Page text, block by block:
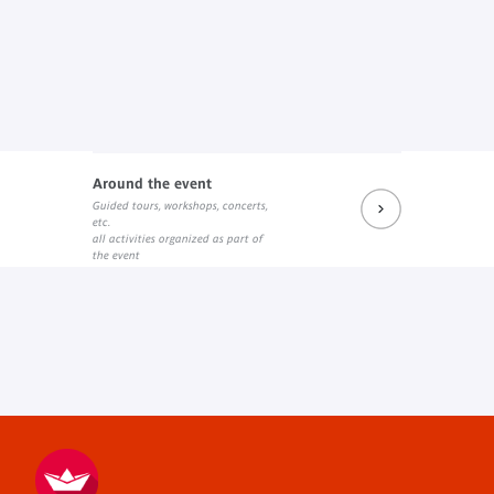
Around the event
Guided tours, workshops, concerts,
etc.
all activities organized as part of
the event